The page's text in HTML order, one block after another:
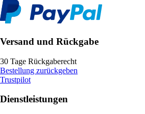
Versand und Rückgabe
30 Tage Rückgaberecht
Bestellung zurückgeben
Trustpilot
Dienstleistungen